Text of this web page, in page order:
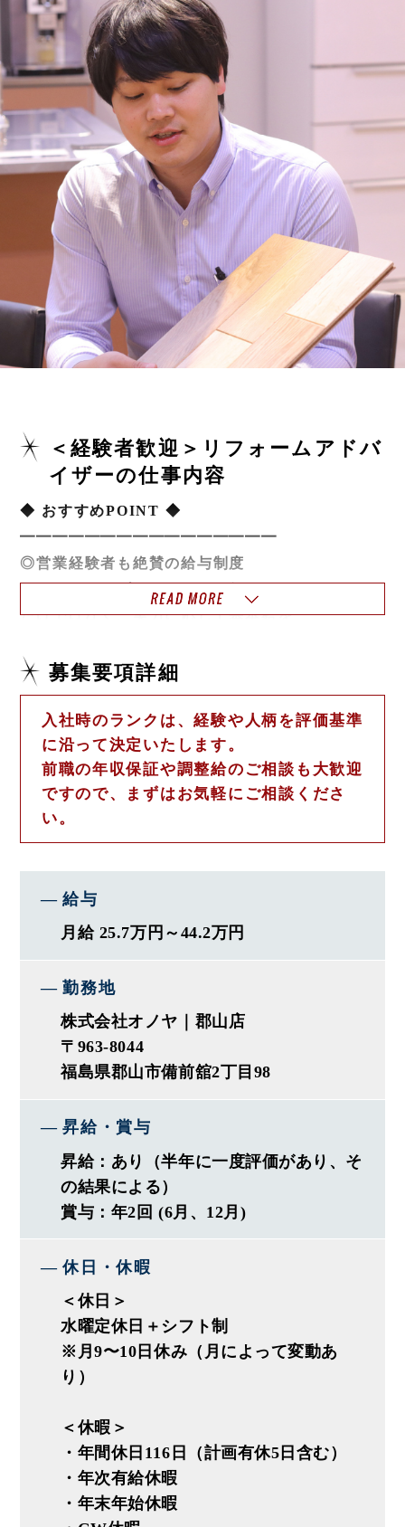
＜経験者歓迎＞リフォームアドバ
イザーの仕事内容
◆ おすすめPOINT ◆
━━━━━━━━━━━━━━━━
◎営業経験者も絶賛の給与制度
インセンティブでやりがいを得られる
だけではなく、実力に応じて基本給を
安定した収入を得られる仕組みです。
◎実力主義の評価制度
年齢・職歴に関わらず実力を評価。
30代取締役や入社3年目でリーダー
6年目で店長など、早期活躍者多数在籍！
出店計画も続々と控えているので、
◎プライベートと両立しやすい
定休日＋シフト制で休みは自分次第！
大型連休はしっかり休めて家族と過ごせます。
◆ 仕事内容 ◆
━━━━━━━━━━━━━━━━
一般住宅を中心に、下記の業務を
・設計、コーディネート
・施工管理
・アフターフォロー
◎完全反響営業で押し売りなし
◎1か月で5～7件程携わります
∟対応エリアは30分圏内！
∟期間は短くて1か月程、長くて1年程
∟大規模改修はJV制度採用
当社が行うのは家というハコを造る
のではなく、暮らしをつくる
「ライフスタイル提案」です。
おしゃれな家を設計するのではなく
募集要項詳細
入社時のランクは、経験や人柄を評価基準
に沿って決定いたします。
前職の年収保証や調整給のご相談も大歓迎
ですので、まずはお気軽にご相談くださ
い。
給与
月給 25.7万円～44.2万円
勤務地
株式会社オノヤ｜郡山店
〒963-8044
福島県郡山市備前舘2丁目98
昇給・賞与
昇給：あり（半年に一度評価があり、そ
の結果による）
賞与：年2回 (6月、12月)
休日・休暇
＜休日＞
水曜定休日＋シフト制
※月9〜10日休み（月によって変動あ
り）
＜休暇＞
・年間休日116日（計画有休5日含む）
・年次有給休暇
・年末年始休暇